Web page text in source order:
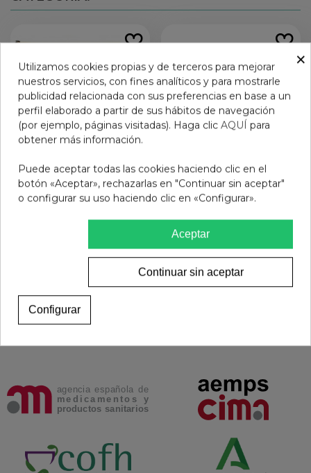
GAFAS PRESBICIA BADS
Ver más
GAFAS PRESBICIA BADS
12,95 €
Añadir al carrito
×
Utilizamos cookies propias y de terceros para mejorar
nuestros servicios, con fines analíticos y para mostrarle
publicidad relacionada con sus preferencias en base a un
perfil elaborado a partir de sus hábitos de navegación
(por ejemplo, páginas visitadas). Haga clic AQUÍ para
obtener más información.
Puede aceptar todas las cookies haciendo clic en el
botón «Aceptar», rechazarlas en "Continuar sin aceptar"
o configurar su uso haciendo clic en «Configurar».
Aceptar
Continuar sin aceptar
Configurar